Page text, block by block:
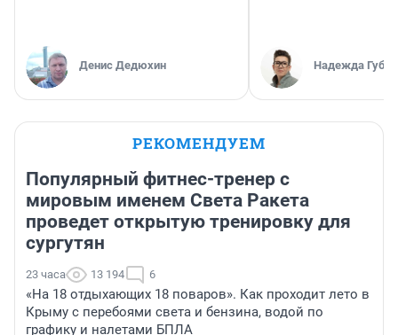
Денис Дедюхин Надежда
РЕКОМЕНДУЕМ
Популярный фитнес-тренер с
мировым именем Света Ракета
проведет открытую тренировку для
сургутян
23 часа 13 194 6
«На 18 отдыхающих 18 поваров». Как проходит лето в
Крыму с перебоями света и бензина, водой по
графику и налетами БПЛА